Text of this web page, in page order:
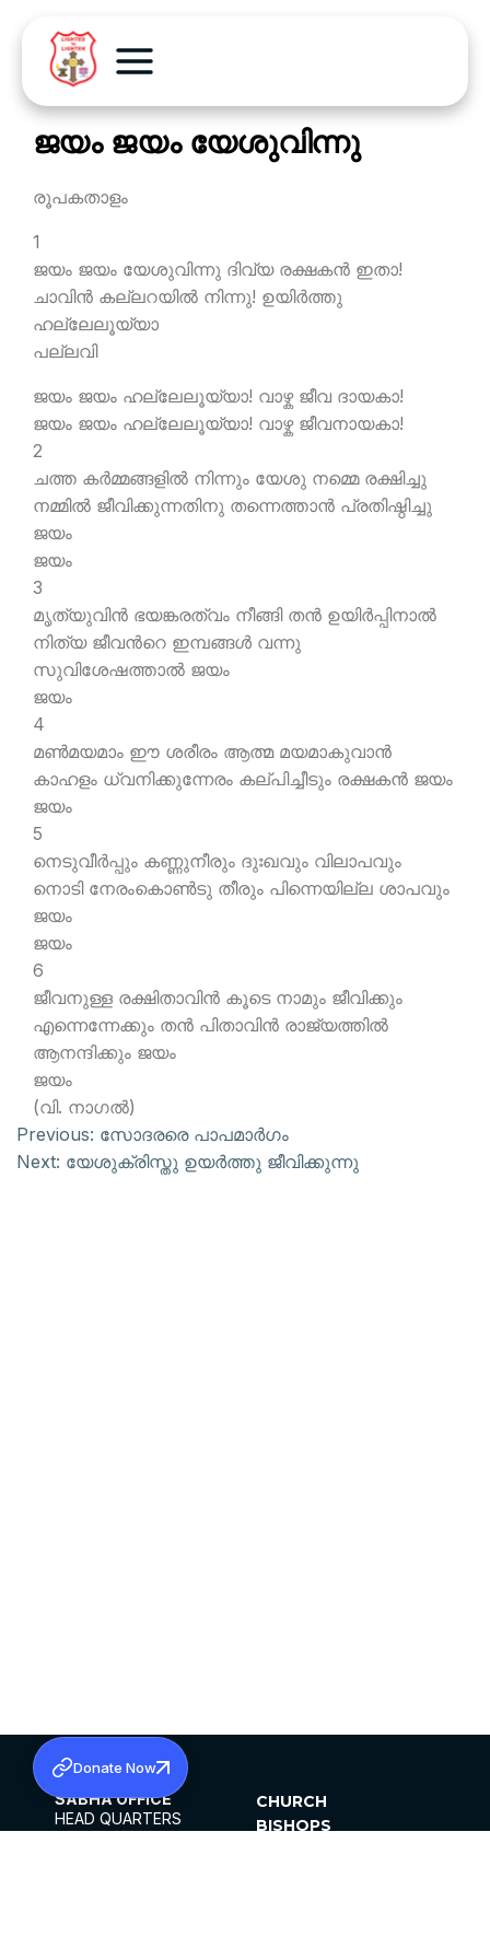
ജയം ജയം യേശുവിന്നു
രൂപകതാളം
1
ജയം ജയം യേശുവിന്നു ദിവ്യ രക്ഷകന്‍ ഇതാ!
ചാവിന്‍ കല്ലറയില്‍ നിന്നു! ഉയിര്‍ത്തു
ഹല്ലേലൂയ്യാ
പല്ലവി
ജയം ജയം ഹല്ലേലൂയ്യാ! വാഴ്ക ജീവ ദായകാ!
ജയം ജയം ഹല്ലേലൂയ്യാ! വാഴ്ക ജീവനായകാ!
2
ചത്ത കര്‍മ്മങ്ങളില്‍ നിന്നും യേശു നമ്മെ രക്ഷിച്ചു
നമ്മില്‍ ജീവിക്കുന്നതിനു തന്നെത്താന്‍ പ്രതിഷ്ഠിച്ചു
ജയം
ജയം
3
മൃത്യുവിന്‍ ഭയങ്കരത്വം നീങ്ങി തന്‍ ഉയിര്‍പ്പിനാല്‍
നിത്യ ജീവന്‍റെ ഇമ്പങ്ങള്‍ വന്നു
സുവിശേഷത്താല്‍ ജയം
ജയം
4
മണ്‍മയമാം ഈ ശരീരം ആത്മ മയമാകുവാന്‍
കാഹളം ധ്വനിക്കുന്നേരം കല്പിച്ചീടും രക്ഷകന്‍ ജയം
ജയം
5
നെടുവീര്‍പ്പും കണ്ണുനീരും ദുഃഖവും വിലാപവും
നൊടി നേരംകൊണ്‍ടു തീരും പിന്നെയില്ല ശാപവും
ജയം
ജയം
6
ജീവനുള്ള രക്ഷിതാവിന്‍ കൂടെ നാമും ജീവിക്കും
എന്നെന്നേക്കും തന്‍ പിതാവിന്‍ രാജ്യത്തില്‍
ആനന്ദിക്കും ജയം
ജയം
(വി. നാഗല്‍)
Previous: സോദരരെ പാപമാര്‍ഗം
Next: യേശുക്രിസ്തു ഉയര്‍ത്തു ജീവിക്കുന്നു
SABHA OFFICE
HEAD QUARTERS
CHURCH
BISHOPS
Donate Now